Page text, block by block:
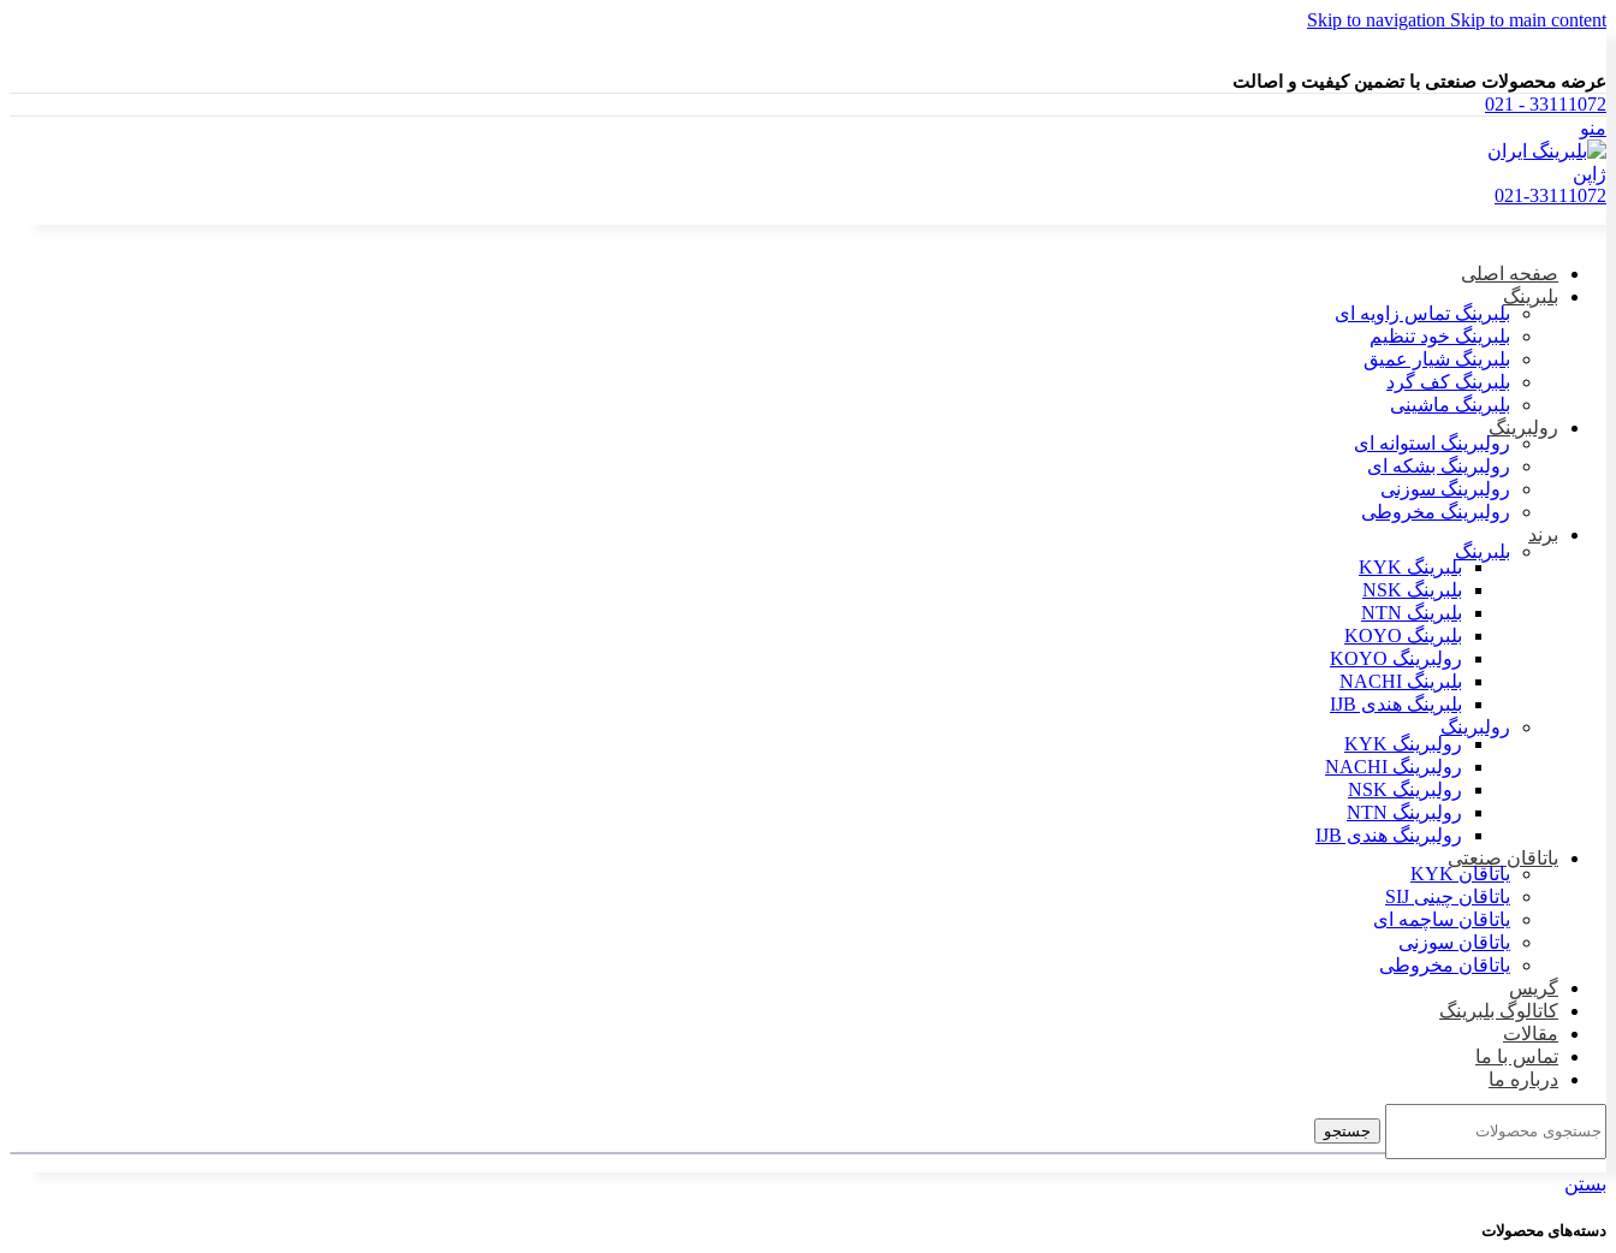
Skip to navigation Skip to main content
عرضه محصولات صنعتی با تضمین کیفیت و اصالت
33111072 - 021
منو
021-33111072
صفحه اصلی
بلبرینگ
بلبرینگ تماس زاویه ای
بلبرینگ خود تنظیم
بلبرینگ شیار عمیق
بلبرینگ کف گرد
بلبرینگ ماشینی
رولبرینگ
رولبرینگ استوانه ای
رولبرینگ بشکه ای
رولبرینگ سوزنی
رولبرینگ مخروطی
برند
بلبرینگ
بلبرینگ KYK
بلبرینگ NSK
بلبرینگ NTN
بلبرینگ KOYO
رولبرینگ KOYO
بلبرینگ NACHI
بلبرینگ هندی IJB
رولبرینگ
رولبرینگ KYK
رولبرینگ NACHI
رولبرینگ NSK
رولبرینگ NTN
رولبرینگ هندی IJB
یاتاقان صنعتی
یاتاقان KYK
یاتاقان چینی SIJ
یاتاقان ساچمه ای
یاتاقان سوزنی
یاتاقان مخروطی
گریس
کاتالوگ بلبرینگ
مقالات
تماس با ما
درباره ما
جستجو
بستن
دسته‌های محصولات